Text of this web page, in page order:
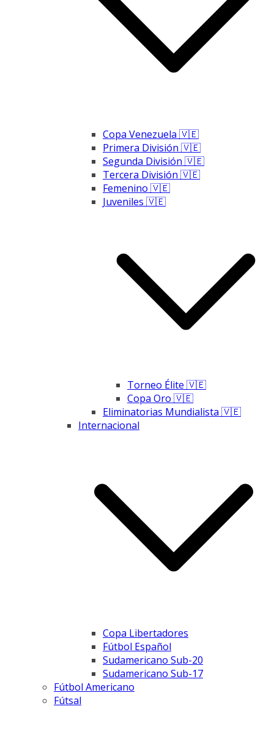
Copa Venezuela 🇻🇪
Primera División 🇻🇪
Segunda División 🇻🇪
Tercera División 🇻🇪
Femenino 🇻🇪
Juveniles 🇻🇪
Torneo Élite 🇻🇪
Copa Oro 🇻🇪
Eliminatorias Mundialista 🇻🇪
Internacional
Copa Libertadores
Fútbol Español
Sudamericano Sub-20
Sudamericano Sub-17
Fútbol Americano
Fútsal